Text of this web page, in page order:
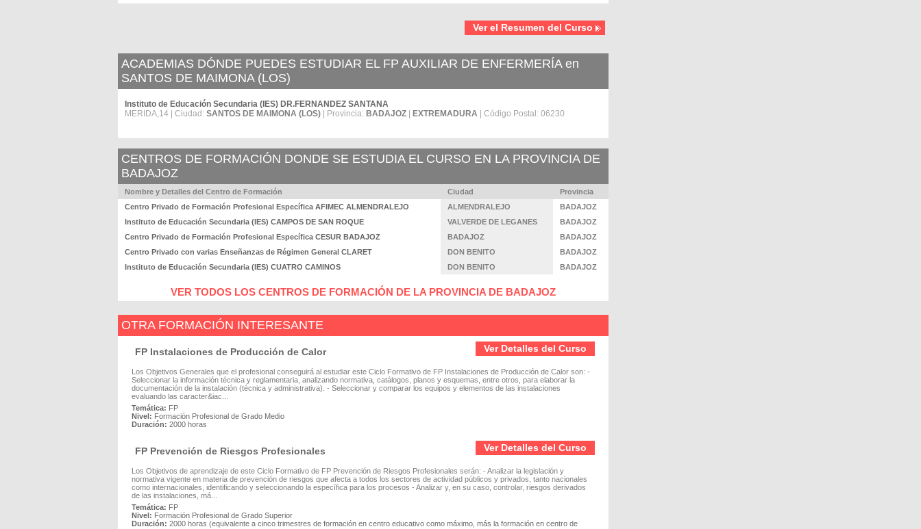
Ver el Resumen del Curso
ACADEMIAS DÓNDE PUEDES ESTUDIAR EL FP AUXILIAR DE ENFERMERÍA en
SANTOS DE MAIMONA (LOS)
Instituto de Educación Secundaria (IES) DR.FERNANDEZ SANTANA
MERIDA,14 | Ciudad: SANTOS DE MAIMONA (LOS) | Provincia: BADAJOZ EXTREMADURA | Código Postal: 06230
CENTROS DE FORMACIÓN DONDE SE ESTUDIA EL CURSO EN LA PROVINCIA DE
BADAJOZ
Nombre y Detalles del Centro de Formación Ciudad
Provincia
Centro Privado de Formación Profesional Específica AFIMEC ALMENDRALEJO
ALMENDRALEJO
BADAJOZ
Instituto de Educación Secundaria (IES) CAMPOS DE SAN ROQUE
VALVERDE DE LEGANES
BADAJOZ
Centro Privado de Formación Profesional Específica CESUR BADAJOZ
BADAJOZ
BADAJOZ
Centro Privado con varias Enseñanzas de Régimen General CLARET
DON BENITO
BADAJOZ
Instituto de Educación Secundaria (IES) CUATRO CAMINOS
DON BENITO BADAJOZ
VER TODOS LOS CENTROS DE FORMACIÓN DE LA PROVINCIA DE BADAJOZ
OTRA FORMACIÓN INTERESANTE
Ver Detalles del Curso
FP Instalaciones de Producción de Calor
Los Objetivos Generales que el profesional conseguirá al estudiar este Ciclo Formativo de FP Instalaciones de Producción de Calor son: -
Seleccionar la información técnica y reglamentaria, analizando normativa, catálogos, planos y esquemas, entre otros, para elaborar la
documentación de la instalación (técnica y administrativa). - Seleccionar y comparar los equipos y elementos de las instalaciones
evaluando las caracter&iac...
Temática: FP
Nivel: Formación Profesional de Grado Medio
Duración: 2000 horas
Ver Detalles del Curso
FP Prevención de Riesgos Profesionales
Los Objetivos de aprendizaje de este Ciclo Formativo de FP Prevención de Riesgos Profesionales serán: - Analizar la legislación y
normativa vigente en materia de prevención de riesgos que afecta a todos los sectores de actividad públicos y privados, tanto nacionales
como internacionales, identificando y seleccionando la específica para los procesos - Analizar y, en su caso, controlar, riesgos derivados
de las instalaciones, má...
Temática: FP
Nivel: Formación Profesional de Grado Superior
Duración: 2000 horas (equivalente a cinco trimestres de formación en centro educativo como máximo, más la formación en centro de